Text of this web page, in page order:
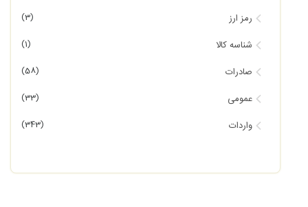
رمز ارز (3)
شناسه کالا (1)
صادرات (58)
عمومی (33)
واردات (343)